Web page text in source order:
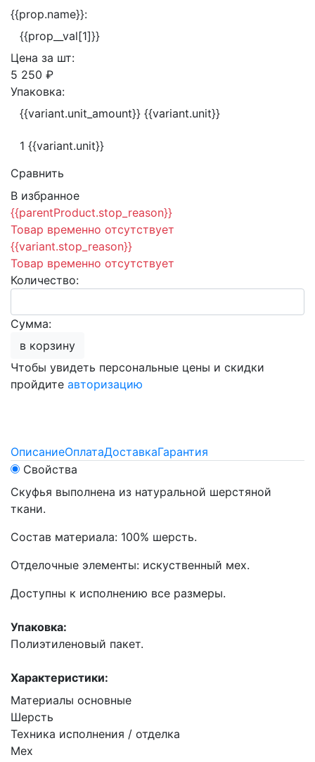
{{prop.name}}:
{{prop__val[1]}}
Цена за шт:
5 250 ₽
Упаковка:
{{variant.unit_amount}} {{variant.unit}}
1 {{variant.unit}}
Сравнить
В избранное
{{parentProduct.stop_reason}}
Товар временно отсутствует
{{variant.stop_reason}}
Товар временно отсутствует
Количество:
Сумма:
в корзину
Чтобы увидеть персональные цены и скидки
пройдите авторизацию
ОписаниеОплатаДоставкаГарантия
Свойства
Скуфья выполнена из натуральной шерстяной
ткани.
Состав материала: 100% шерсть.
Отделочные элементы: искуственный мех.
Доступны к исполнению все размеры.
Упаковка:
Полиэтиленовый пакет.
Характеристики:
Материалы основные
Шерсть
Техника исполнения / отделка
Мех